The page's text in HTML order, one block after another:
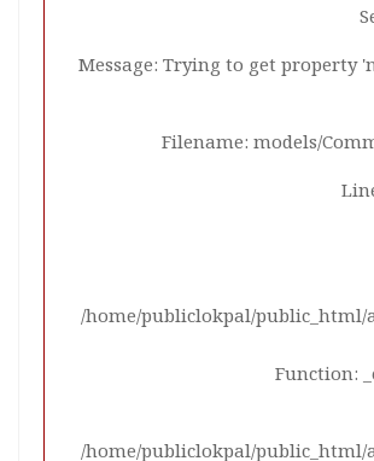
Message: Trying to get property
Filename: models/
/home/publiclokpal/public_html/
Function:
/home/publiclokpal/